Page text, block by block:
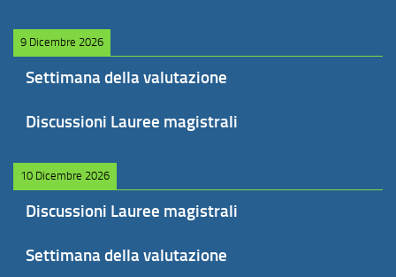
9 Dicembre 2026
Settimana della valutazione
Discussioni Lauree magistrali
10 Dicembre 2026
Discussioni Lauree magistrali
Settimana della valutazione